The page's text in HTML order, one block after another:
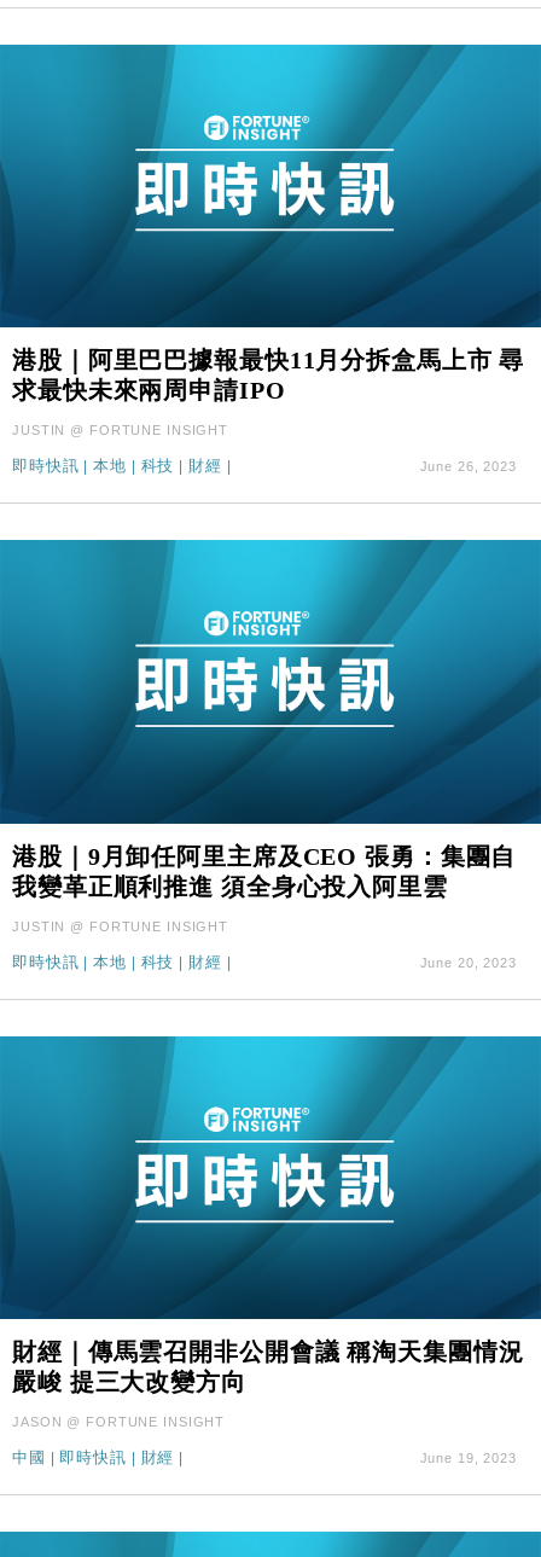
港股｜阿里巴巴據報最快11月分拆盒馬上市 尋
求最快未來兩周申請IPO
JUSTIN @ FORTUNE INSIGHT
即時快訊 |本地 科技 財經 June 26, 2023
港股｜9月卸任阿里主席及CEO 張勇：集團自
我變革正順利推進 須全身心投入阿里雲
JUSTIN @ FORTUNE INSIGHT
即時快訊 |本地 | 科技 | 財經 | June 20, 2023
財經｜傳馬雲召開非公開會議 稱淘天集團情況
嚴峻 提三大改變方向
JASON @ FORTUNE INSIGHT
中國 | 即時快訊 | 財經 | June 19, 2023